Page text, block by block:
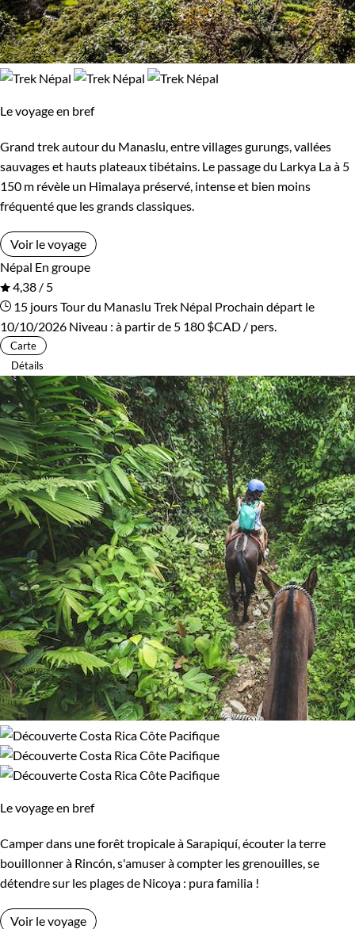
Le voyage en bref
Grand trek autour du Manaslu, entre villages gurungs, vallées
sauvages et hauts plateaux tibétains. Le passage du Larkya La à 5
150 m révèle un Himalaya préservé, intense et bien moins
fréquenté que les grands classiques.
Voir le voyage
Népal En groupe
4,38 / 5
15 joursTour du Manaslu Trek Népal Prochain départ le
10/10/2026 Niveau : à partir de 5 180 $CAD / pers.
Carte
Détails
Le voyage en bref
Camper dans une forêt tropicale à Sarapiquí, écouter la terre
bouillonner à Rincón, s'amuser à compter les grenouilles, se
détendre sur les plages de Nicoya : pura familia !
Voir le voyage